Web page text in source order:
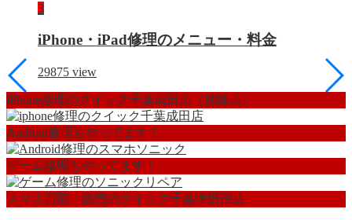
3
iPhone・iPad修理のメニュー・料金
29875 view
iPhone修理のクイック千葉成田店（姉妹店)
Android修理もやってます！
ゲーム修理もやってます！
スマホ買取・販売のクイック千葉津田沼店